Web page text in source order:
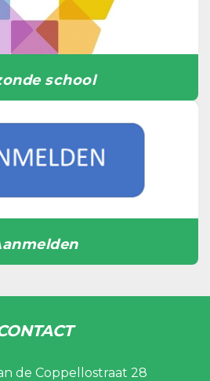
school
de Coppellostraat 28